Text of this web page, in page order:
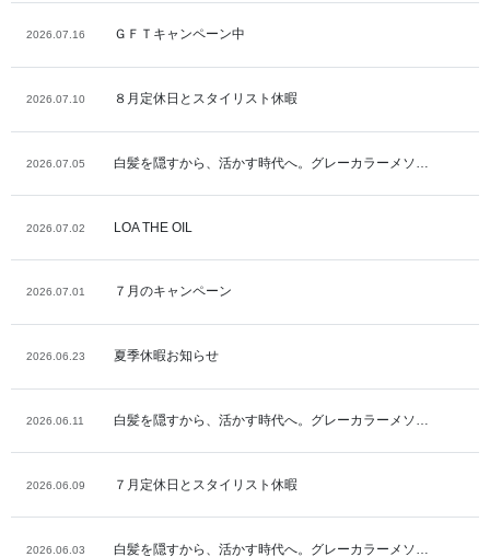
2026.07.16 ＧＦＴキャンペーン中
2026.07.10 ８月定休日とスタイリスト休暇
2026.07.05 白髪を隠すから、活かす時代へ。グレーカラーメソ…
2026.07.02 LOA THE OIL
2026.07.01 ７月のキャンペーン
2026.06.23 夏季休暇お知らせ
2026.06.11 白髪を隠すから、活かす時代へ。グレーカラーメソ…
2026.06.09 ７月定休日とスタイリスト休暇
2026.06.03 白髪を隠すから、活かす時代へ。グレーカラーメソ…